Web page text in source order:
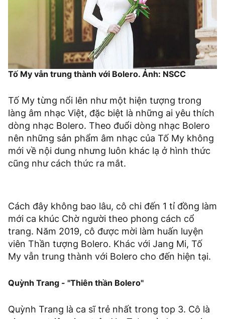
Tố My vẫn trung thành với Bolero. Ảnh: NSCC
Tố My từng nổi lên như một hiện tượng trong
làng âm nhạc Việt, đặc biệt là những ai yêu thích
dòng nhạc Bolero. Theo đuổi dòng nhạc Bolero
nên những sản phẩm âm nhạc của Tố My không
mới về nội dung nhưng luôn khác lạ ở hình thức
cũng như cách thức ra mắt.
Cách đây không bao lâu, cô chi đến 1 tỉ đồng làm
mới ca khúc Chờ người theo phong cách cổ
trang. Năm 2019, cô được mời làm huấn luyện
viên Thần tượng Bolero. Khác với Jang Mi, Tố
My vẫn trung thành với Bolero cho đến hiện tại.
Quỳnh Trang - "Thiên thần Bolero"
Quỳnh Trang là ca sĩ trẻ nhất trong top 3. Cô là